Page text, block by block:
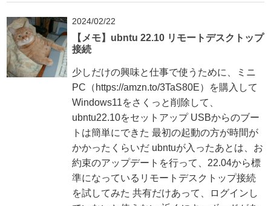
2024/02/22
【メモ】ubntu 22.10 リモートデスクトップ
接続
少しだけの興味と仕事で使うために、ミニ
PC（https://amzn.to/3TaS80E）を購入して
Windows11をさくっと削除して、
ubntu22.10をセットアップ USBからのブー
トは簡単にできた 最初の起動の方が時間が
かかったくらいだ ubntuが入ったあとは、お
約束のアップデートを行って、22.04から標
準になっているリモートデスクトップ接続
を試してみた 共有だけあって、ログインし